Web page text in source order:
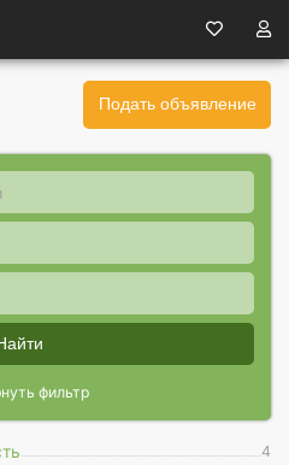
Подать объявление
фильтр
4